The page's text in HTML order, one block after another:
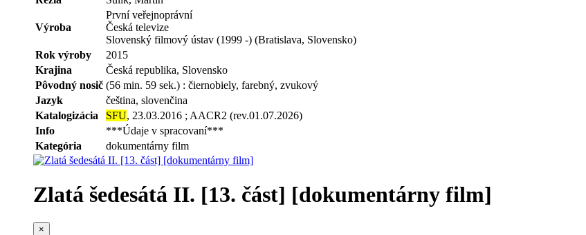
Výroba
První veřejnoprávní
Česká televize
Slovenský filmový ústav (1999 -) (Bratislava, Slovensko)
Rok výroby
2015
Krajina
Česká republika, Slovensko
Pôvodný nosič (56 min. 59 sek.) : čiernobiely, farebný, zvukový
Jazyk
čeština, slovenčina
Katalogizácia
SFU, 23.03.2016 ; AACR2 (rev.01.07.2026)
Info
***Údaje v spracovaní***
Kategória
dokumentárny film
Zlatá šedesátá II. [13. část] [dokumentárny film]
×